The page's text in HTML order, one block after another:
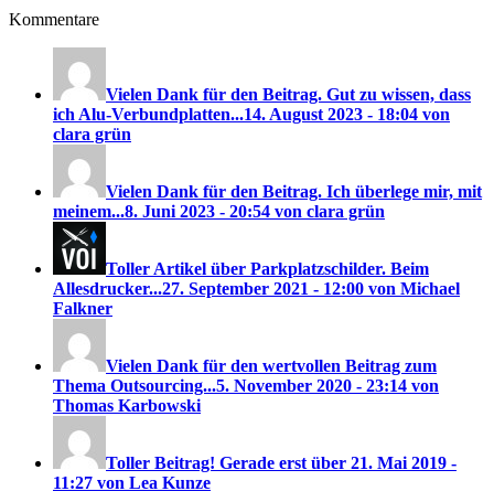
Kommentare
Vielen Dank für den Beitrag. Gut zu wissen, dass
ich Alu-Verbundplatten...14. August 2023 - 18:04 von
clara grün
Vielen Dank für den Beitrag. Ich überlege mir, mit
meinem...8. Juni 2023 - 20:54 von clara grün
Toller Artikel über Parkplatzschilder. Beim
Allesdrucker...27. September 2021 - 12:00 von Michael
Falkner
Vielen Dank für den wertvollen Beitrag zum
Thema Outsourcing...5. November 2020 - 23:14 von
Thomas Karbowski
Toller Beitrag! Gerade erst über 21. Mai 2019 -
11:27 von Lea Kunze